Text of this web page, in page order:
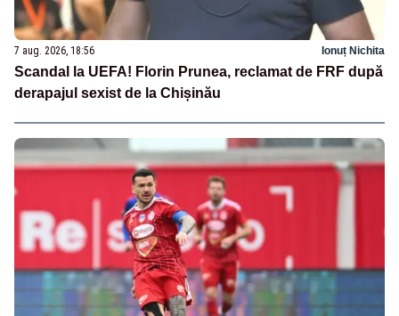
7 aug. 2026, 18:56 Ionuț Nichita
Scandal la UEFA! Florin Prunea, reclamat de FRF după
derapajul sexist de la Chișinău